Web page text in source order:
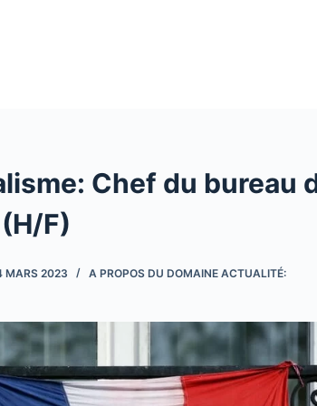
Chef du bureau
F)
MARS 2023 A PROPOS DU DOMAINE ACTUALITÉ: